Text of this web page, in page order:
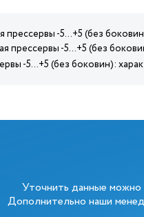
прессервы -5...+5 (без
прессервы -5...+5 (без
-5...+5 (без боковин):
Уточнить данные
Дополнительно наши